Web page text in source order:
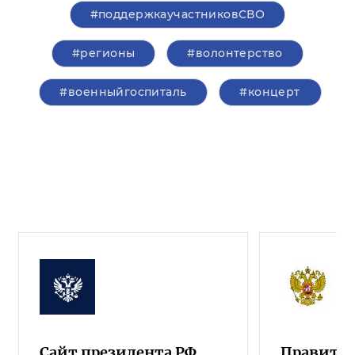
#поддержкаучастниковСВО
#регионы #волонтерство
#военныйгоспиталь #концерт